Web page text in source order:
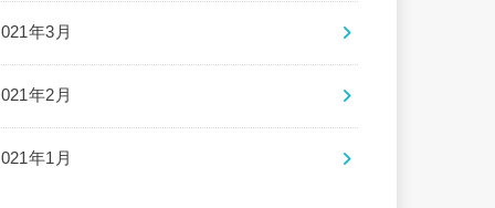
年3月
年2月
年1月